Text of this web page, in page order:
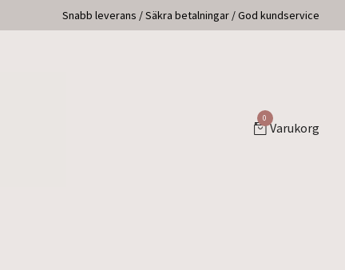
Snabb leverans / Säkra betalningar / God kundservice
0
Varukorg